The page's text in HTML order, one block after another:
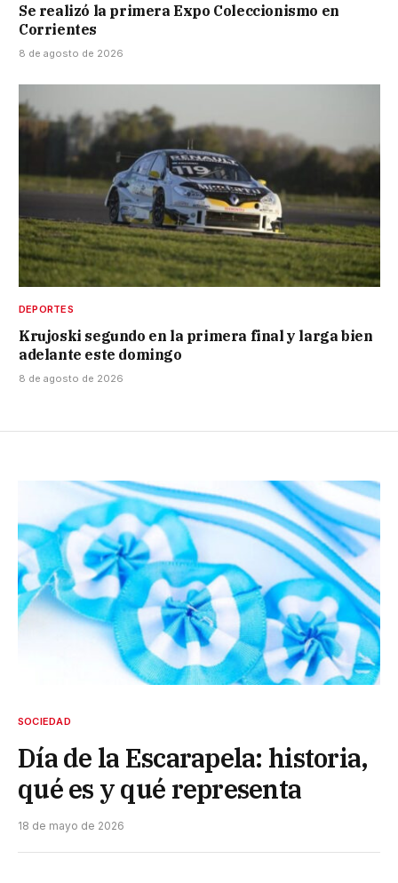
Se realizó la primera Expo Coleccionismo en
Corrientes
8 de agosto de 2026
DEPORTES
Krujoski segundo en la primera final y larga bien
adelante este domingo
8 de agosto de 2026
SOCIEDAD
Día de la Escarapela: historia,
qué es y qué representa
18 de mayo de 2026